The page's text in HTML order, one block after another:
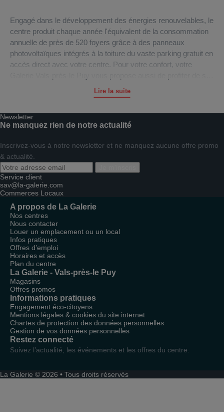
Engagé dans le développement des énergies renouvelables, le
centre produit chaque année l'équivalent de la consommation
annuelle de près de 520 foyers grâce à des panneaux
photovoltaïques intégrés à la toiture du vaste parking gratuit en
accès direct avec votre centre. Pour votre confort, votre
services de Photomaton, toilette, drive, etc.
Vals-près-le Puy vous souhaitent une excellente visite et un
agréable shopping.
Lire la suite
Newsletter
Ne manquez rien de notre actualité
Inscrivez-vous à notre newsletter et ne manquez aucune offre promo
& actualité.
Service client
sav@la-galerie.com
Commerces Locaux
A propos de La Galerie
Nos centres
Nous contacter
Louer un emplacement ou un local
Infos pratiques
Offres d’emploi
Horaires et accès
Plan du centre
La Galerie - Vals-près-le Puy
Magasins
Offres promos
Informations pratiques
Engagement éco-citoyens
Mentions légales & cookies du site internet
Chartes de protection des données personnelles
Gestion de vos données personnelles
Restez connecté
Suivez l’actualité, les événements et les offres du centre.
La Galerie © 2026 • Tous droits réservés